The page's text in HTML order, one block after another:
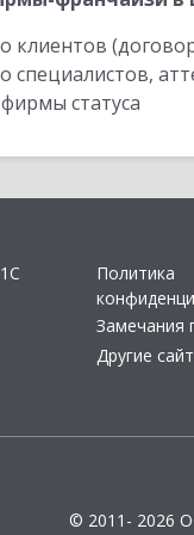
клиентов
специалистов,
статуса
Политика
Замечания
Другие
© 2011- 2026